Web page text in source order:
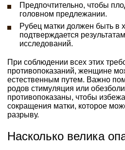
Предпочтительно, чтобы
головном предлежании.
Рубец матки должен быть в
подтверждается
исследований.
При соблюдении всех этих
противопоказаний, женщине
естественным путем. Важно
родов стимуляция или
противопоказаны, чтобы
сокращения матки, которое
разрыву.
Насколько велика